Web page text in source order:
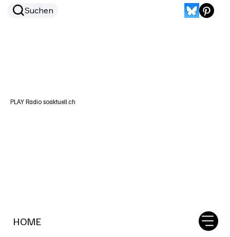
HOME
Suchen
PLAY Radio soaktuell.ch